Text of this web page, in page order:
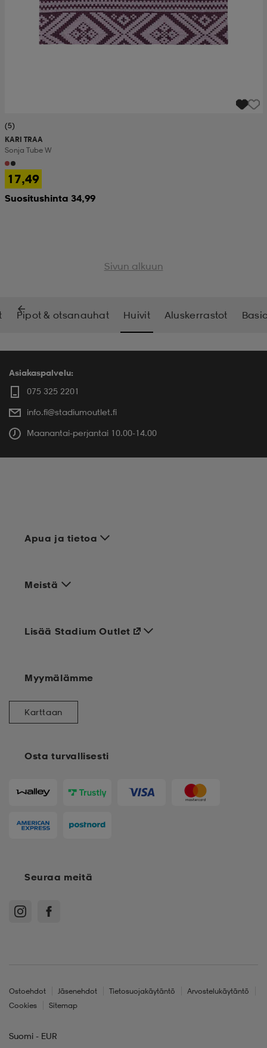
(5)
KARI TRAA
Sonja Tube W
17,49
Suositushinta 34,99
Sivun alkuun
Pipot & otsanauhat Huivit Aluskerrastot
Asiakaspalvelu:
075 325 2201
info.fi@stadiumoutlet.fi
Maanantai-perjantai 10.00-14.00
Apua ja tietoa
Meistä
Osta turvallisesti
Lisää Stadium Outlet
Myymälämme
Karttaan
Seuraa meitä
Ostoehdot Jäsenehdot Tietosuojakäytäntö
Arvostelukäytäntö
Cookies
Sitemap
Suomi - EUR